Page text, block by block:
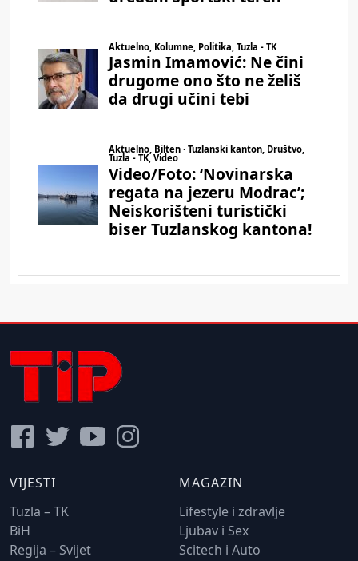
VIJESTI
Tuzla – TK
BiH
Regija – Svijet
MAGAZIN
Lifestyle i zdravlje
Ljubav i Sex
Scitech i Auto